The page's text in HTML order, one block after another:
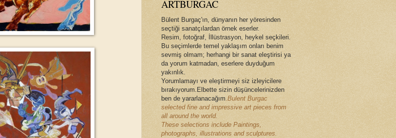
ARTBURGAC
Bülent Burgaç'ın, dünyanın her yöresinden
seçtiği sanatçılardan örnek eserler.
Resim, fotoğraf, İllüstrasyon, heykel seçkileri.
Bu seçimlerde temel yaklaşım onları benim
sevmiş olmam; herhangi bir sanat eleştirisi ya
da yorum katmadan, eserlere duyduğum
yakınlık.
Yorumlamayı ve eleştirmeyi siz izleyicilere
bırakıyorum.Elbette sizin düşüncelerinizden
ben de yararlanacağım.Bulent Burgac
selected fine and impressive art pieces from
all around the world.
These selections include Paintings,
photographs, illustrations and sculptures.